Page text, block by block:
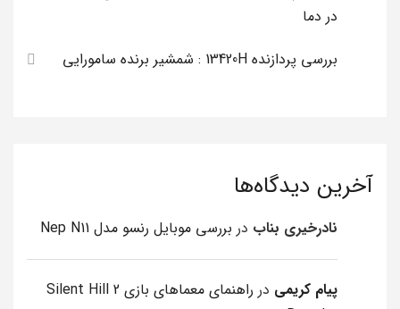
در دما
بررسی پردازنده 13420H : شمشیر برنده سامورایی
آخرین دیدگاه‌ها
نادرخیری بناب در بررسی موبایل رنسو مدل Nep N11
پیام کریمی در
راهنمای معماهای بازی Silent Hill 2